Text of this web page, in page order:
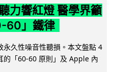
力響紅燈 醫學界籲
60」鐵律
久性噪音性聽損。本文盤點 4
的「60-60 原則」及 Apple 內